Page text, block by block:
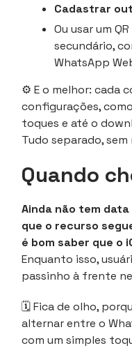
Cadastrar
Ou usar um
secundário,
WhatsApp
⚙️ E o melhor: cada
configurações,
toques e até o
Tudo separado,
Quando
Ainda não tem
que o recurso
é bom saber que o
Enquanto isso,
passinho à frente
🗓️ Fica de olho,
alternar entre o
com um simples